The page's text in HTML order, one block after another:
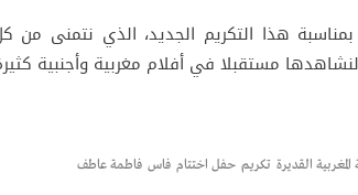
هذا التكريم الجديد، الذي نتمنى من
مستقبلا في أفلام مغربية وأجنبية
المغربية القديرة تكريم حفل اختتام فاس فاطمة عاطف